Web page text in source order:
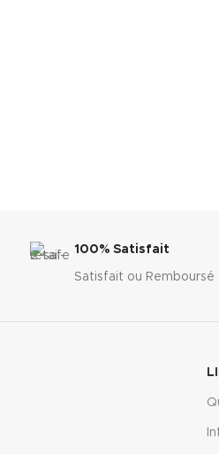
100% Satisfait
Satisfait ou Remboursé